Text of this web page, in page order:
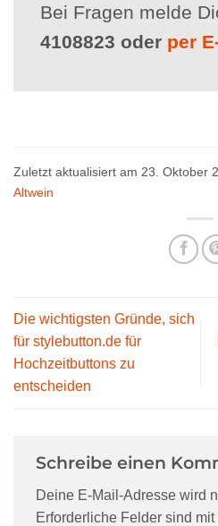
Bei Fragen melde
4108823 oder per
Zuletzt aktualisiert am 23. Oktober
Altwein
Die wichtigsten Gründe, sich
für stylebutton.de für
Hochzeitbuttons zu
entscheiden
Schreibe einen
Deine E-Mail-Adresse wird
Erforderliche Felder sind mit